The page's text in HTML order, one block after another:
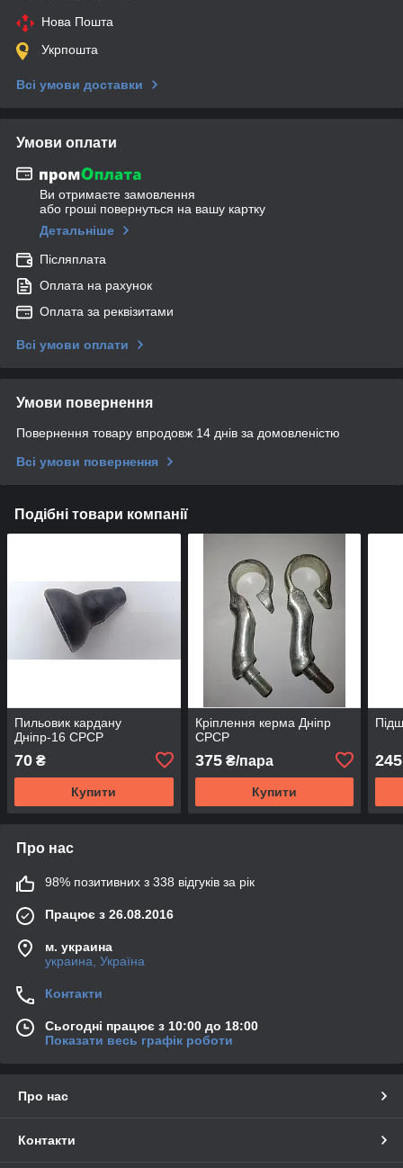
Нова Пошта
Укрпошта
Всі умови доставки
Умови оплати
Ви отримаєте замовлення
або гроші повернуться на вашу картку
Детальніше
Післяплата
Оплата на рахунок
Оплата за реквізитами
Всі умови оплати
Умови повернення
Повернення товару впродовж 14 днів за домовленістю
Всі умови повернення
Подібні товари компанії
Пильовик кардану
Дніпр-16 СРСР
70 ₴
Купити
Кріплення керма Дніпр
СРСР
375₴/пара
Купити
245
Про нас
98% позитивних з 338 відгуків за рік
Працює з 26.08.2016
м. украина
украина, Україна
Контакти
Сьогодні працює з 10:00 до 18:00
Показати весь графік роботи
Про нас
Контакти